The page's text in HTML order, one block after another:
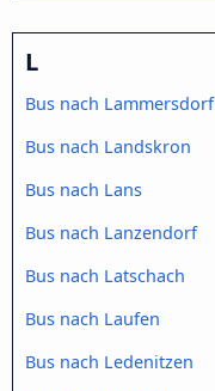
L
Bus nach Lammersdorf
Bus nach Landskron
Bus nach Lans
Bus nach Lanzendorf
Bus nach Latschach
Bus nach Laufen
Bus nach Ledenitzen